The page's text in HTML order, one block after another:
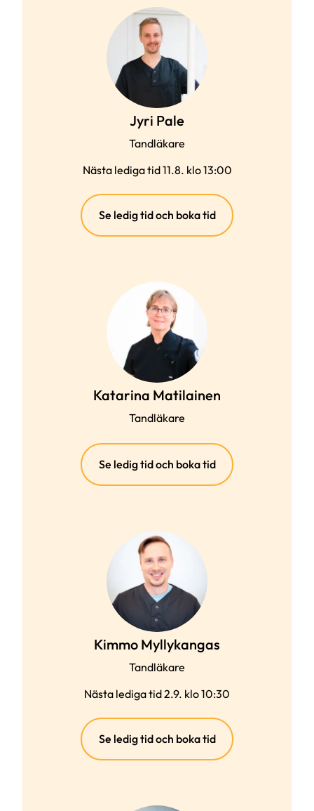
Jyri Pale
Tandläkare
Nästa lediga tid 11.8. klo 13:00
Se ledig tid och boka tid(extern
länk)
Katarina Matilainen
Tandläkare
Se ledig tid och boka tid(extern
länk)
Kimmo Myllykangas
Tandläkare
Nästa lediga tid 2.9. klo 10:30
Se ledig tid och boka tid(extern
länk)